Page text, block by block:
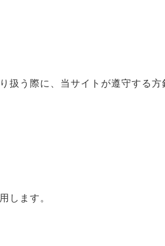
う際に、当サイトが遵守する方
します。